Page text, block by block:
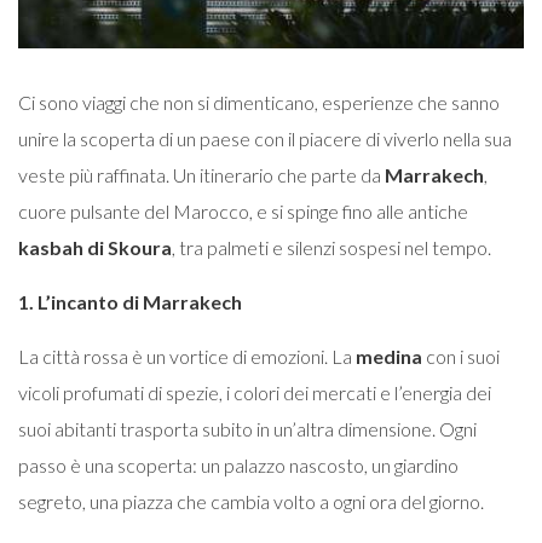
Ci sono viaggi che non si dimenticano, esperienze che sanno
unire la scoperta di un paese con il piacere di viverlo nella sua
veste più raffinata. Un itinerario che parte da Marrakech,
cuore pulsante del Marocco, e si spinge fino alle antiche
kasbah di Skoura, tra palmeti e silenzi sospesi nel tempo.
1. L’incanto di Marrakech
La città rossa è un vortice di emozioni. La medina con i suoi
vicoli profumati di spezie, i colori dei mercati e l’energia dei
suoi abitanti trasporta subito in un’altra dimensione. Ogni
passo è una scoperta: un palazzo nascosto, un giardino
segreto, una piazza che cambia volto a ogni ora del giorno.